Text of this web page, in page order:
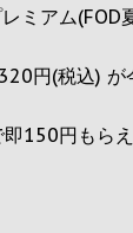
ミアム(FOD
円(税込)
即150円もら